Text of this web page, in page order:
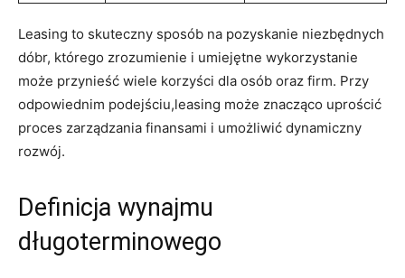
Leasing to‍ skuteczny sposób na pozyskanie niezbędnych
dóbr, którego zrozumienie​ i umiejętne​ wykorzystanie⁢
może przynieść wiele korzyści dla‍ osób oraz firm. Przy
odpowiednim​ podejściu,leasing może znacząco uprościć
‌proces zarządzania finansami i umożliwić dynamiczny
rozwój.
Definicja ​wynajmu ​
długoterminowego